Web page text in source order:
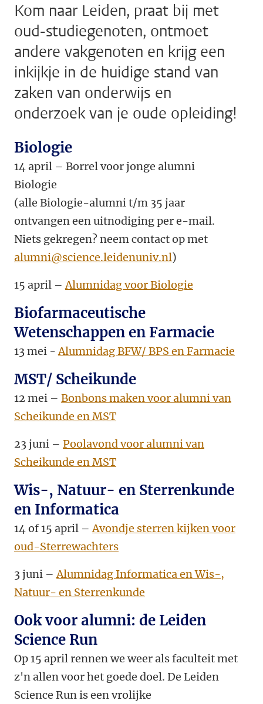
Kom naar Leiden, praat bij met
oud-studiegenoten, ontmoet
andere vakgenoten en krijg een
inkijkje in de huidige stand van
zaken van onderwijs en
onderzoek van je oude opleiding!
Biologie
14 april – Borrel voor jonge alumni
Biologie
(alle Biologie-alumni t/m 35 jaar
ontvangen een uitnodiging per e-mail.
Niets gekregen? neem contact op met
alumni@science.leidenuniv.nl)
15 april –Alumnidag voor Biologie
Biofarmaceutische
Wetenschappen en Farmacie
13 mei -Alumnidag BFW/ BPS en Farmacie
MST/ Scheikunde
12 mei – Bonbons maken voor alumni van
Scheikunde en MST
23 juni – Poolavond voor alumni van
Scheikunde en MST
Wis-, Natuur- en Sterrenkunde
en Informatica
14 of 15 april –Avondje sterren kijken voor
oud-Sterrewachters
3 juni –Alumnidag Informatica en Wis-,
Natuur- en Sterrenkunde
Ook voor alumni: de Leiden
Science Run
Op 15 april rennen we weer als faculteit met
z'n allen voor het goede doel. De Leiden
Science Run is een vrolijke